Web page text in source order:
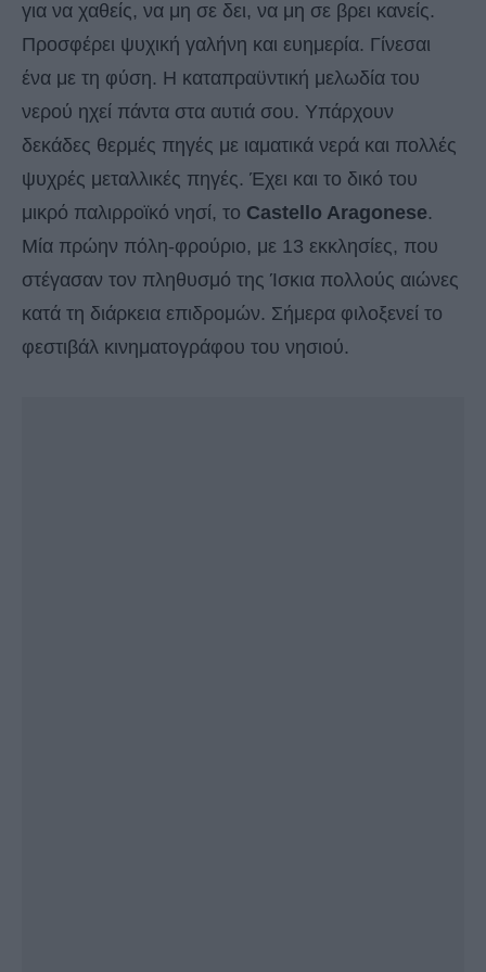
για να χαθείς, να μη σε δει, να μη σε βρει κανείς.
Προσφέρει ψυχική γαλήνη και ευημερία. Γίνεσαι
ένα με τη φύση. Η καταπραϋντική μελωδία του
νερού ηχεί πάντα στα αυτιά σου. Υπάρχουν
δεκάδες θερμές πηγές με ιαματικά νερά και πολλές
ψυχρές μεταλλικές πηγές. Έχει και το δικό του
μικρό παλιρροϊκό νησί, το Castello Aragonese.
Μία πρώην πόλη-φρούριο, με 13 εκκλησίες, που
στέγασαν τον πληθυσμό της Ίσκια πολλούς αιώνες
κατά τη διάρκεια επιδρομών. Σήμερα φιλοξενεί το
φεστιβάλ κινηματογράφου του νησιού.